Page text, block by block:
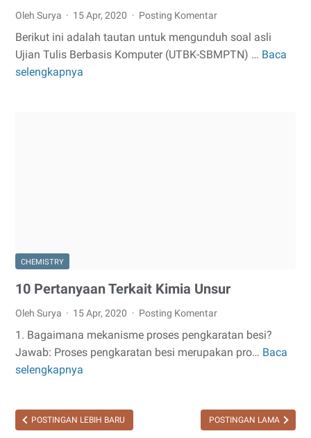
Oleh Surya 15 Apr, 2020 Posting Komentar
Berikut ini adalah tautan untuk mengunduh soal asli
Ujian Tulis Berbasis Komputer (UTBK-SBMPTN) … Baca
selengkapnya
Soal
CHEMISTRY
10 Pertanyaan Terkait Kimia Unsur
Oleh Surya 15 Apr, 2020 Posting Komentar
1. Bagaimana mekanisme proses pengkaratan besi?
Jawab: Proses pengkaratan besi merupakan pro… Baca
selengkapnya
10
Unsur
POSTINGAN LEBIH BARU POSTINGAN LAMA